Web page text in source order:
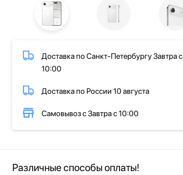
Доставка по Санкт-Петербургу Завтра с
10:00
Доставка по России 10 августа
Самовывоз с Завтра с 10:00
Различные способы оплаты!